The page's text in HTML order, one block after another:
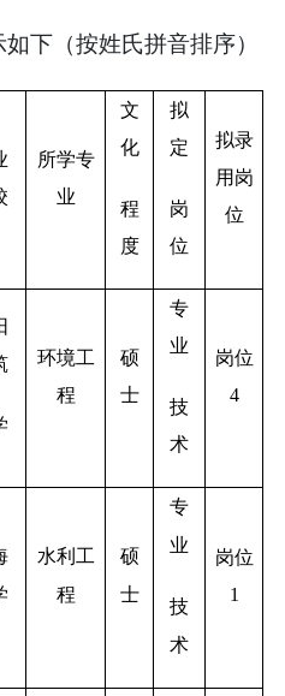
下（按姓氏拼音排序）
所学专
业
文
化
程
度
拟
定
岗
位
拟录
用岗
位
环境工
程
硕
士
专
业
技
术
岗位
4
水利工
程
硕
士
专
业
技
术
岗位
1